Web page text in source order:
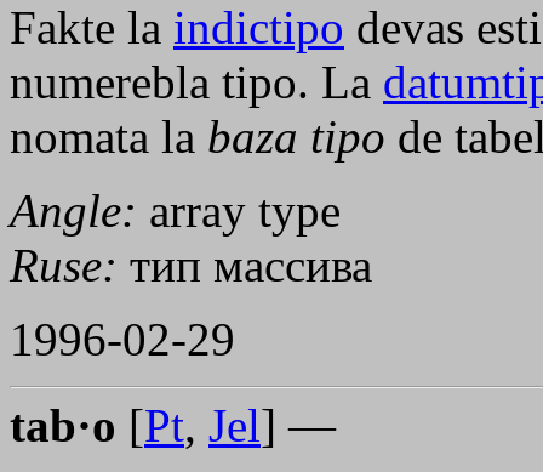
Fakte la indictipo devas
numerebla tipo. La
nomata la baza tipo de
Angle: array type
Ruse: тип массива
1996-02-29
tab·o [Pt, Jel] —